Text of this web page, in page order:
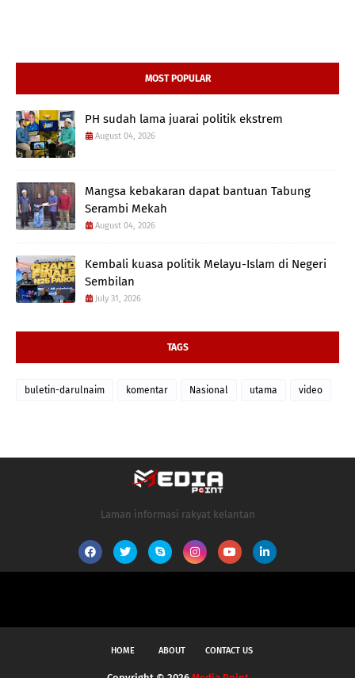
MOST POPULAR
PH sudah lama juarai politik ekstrem
August 04, 2026
Mangsa kebakaran dapat bantuan Tabung
Serambi Mekah
August 04, 2026
Kembali kuasa politik Melayu-Islam di Negeri
Sembilan
July 31, 2026
TAGS
buletin-darulnaim komentar Nasional utama video
Laman informasi rakyat kelantan
HOME ABOUT CONTACT US